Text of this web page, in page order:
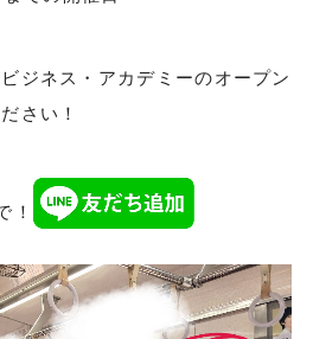
ジネス・アカデミーのオープン
さい！
！